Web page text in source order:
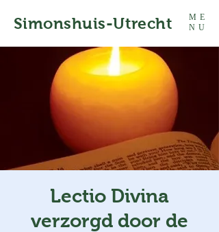
ME
NU
Simonshuis-Utrecht
Lectio Divina
verzorgd door de